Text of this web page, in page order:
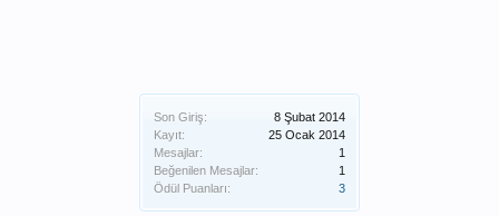
Son Giriş:
8 Şubat 2014
Kayıt:
25 Ocak 2014
Mesajlar:
1
Beğenilen Mesajlar:
1
Ödül Puanları:
3